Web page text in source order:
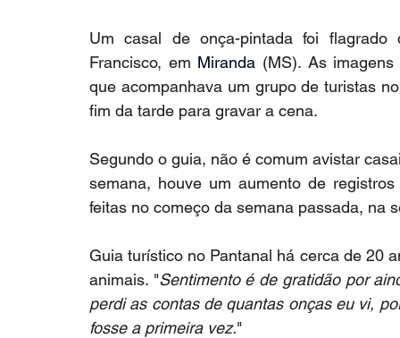
Um casal de onça-pintada foi
Francisco, em Miranda (MS). As
que acompanhava um grupo de turistas
fim da tarde para gravar a cena.
Segundo o guia, não é comum avistar
semana, houve um aumento de
feitas no começo da semana passada, na
Guia turístico no Pantanal há cerca de 20
animais. "Sentimento é de gratidão por
perdi as contas de quantas onças eu vi,
fosse a primeira vez."